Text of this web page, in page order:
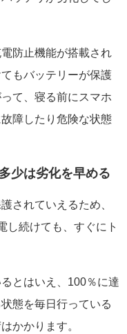
防止機能が搭載され
もバッテリーが保護
て、寝る前にスマホ
障したり危険な状態
少は劣化を早める
されていえるため、
し続けても、すぐにト
とはいえ、100％に達
態を毎日行っている
かかります。